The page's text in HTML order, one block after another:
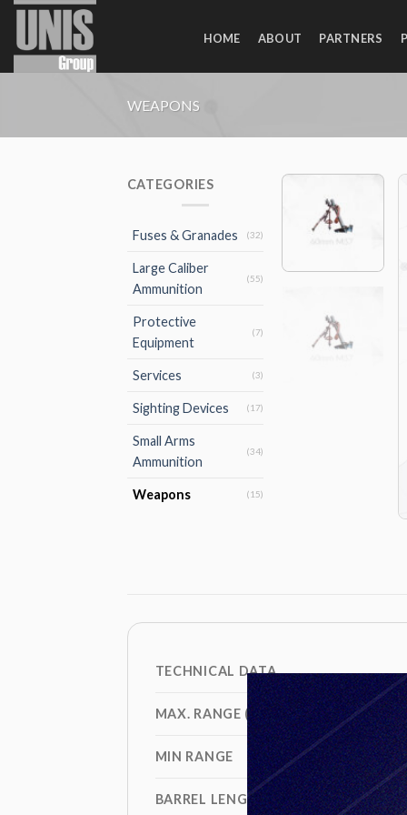
Skip
content
HOME ABOUT PARTNERS
WEAPONS
CATEGORIES
Fuses & Granades (32)
Large Caliber
Ammunition
(55)
Protective
Equipment
(7)
Services (3)
Sighting Devices (17)
Small Arms
Ammunition
(34)
Weapons (15)
TECHNICAL DATA
MAX. RANGE (WITH HE PROJECTILE)
MIN RANGE
BARREL LENGTH